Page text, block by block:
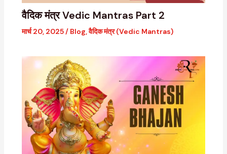
वैदिक मंत्र Vedic Mantras Part 2
मार्च 20, 2025/ Blog,वैदिक मंत्र (Vedic Mantras)